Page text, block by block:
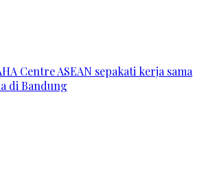
Centre ASEAN sepakati kerja sama
di Bandung